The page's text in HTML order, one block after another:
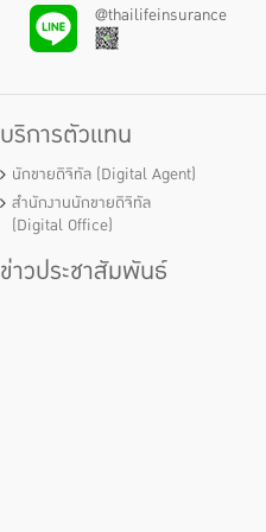
@thailifeinsurance
บริการตัวแทน
นักขายดิจิทัล (Digital Agent)
สำนักงานนักขายดิจิทัล
(Digital Office)
ข่าวประชาสัมพันธ์